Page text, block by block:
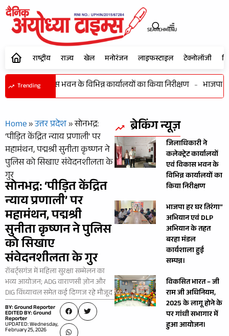
SEARCHMENU
राष्ट्रीय राज्य खेल मनोरंजन लाइफस्टाइल टेक्नोलॉजी
Trending
एवं विकास भवन के विभिन्न कार्यालयों का किया निरीक्षण - भाजपा
Home»उत्तर प्रदेश»सोनभद्र:
‘पीड़ित केंद्रित न्याय प्रणाली’ पर
महामंथन, पद्मश्री सुनीता कृष्णन ने
पुलिस को सिखाए संवेदनशीलता के
गुर
सोनभद्र: ‘पीड़ित केंद्रित
न्याय प्रणाली’ पर
महामंथन, पद्मश्री
सुनीता कृष्णन ने पुलिस
को सिखाए
संवेदनशीलता के गुर
रॉबर्ट्सगंज में महिला सुरक्षा सम्मेलन का
भव्य आयोजन; ADG वाराणसी ज़ोन और
DIG विंध्याचल समेत कई दिग्गज रहे मौजूद
BY: Ground Reporter
EDITED BY: Ground
Reporter
UPDATED: Wednesday,
February 25, 2026
ब्रेकिंग न्यूज़
जिलाधिकारी ने
कलेक्ट्रेट कार्यालयों
एवं विकास भवन के
विभिन्न कार्यालयों का
किया निरीक्षण
भाजपा हर घर तिरंगा”
अभियान एवं DLP
अभियान के तहत
बरहा मंडल
कार्यशाला हुई
सम्पन्न।
विकसित भारत – जी
राम जी अधिनियम,
2025 के लागू होने के
पर गांधी सभागार में
हुआ आयोजन।